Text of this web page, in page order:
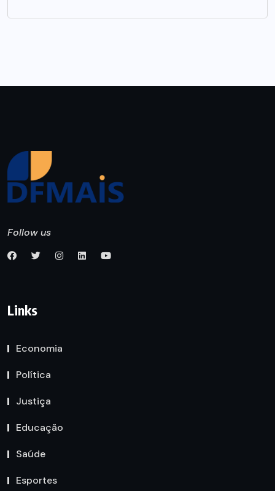
Follow us
Links
Economia
Política
Justiça
Educação
Saúde
Esportes